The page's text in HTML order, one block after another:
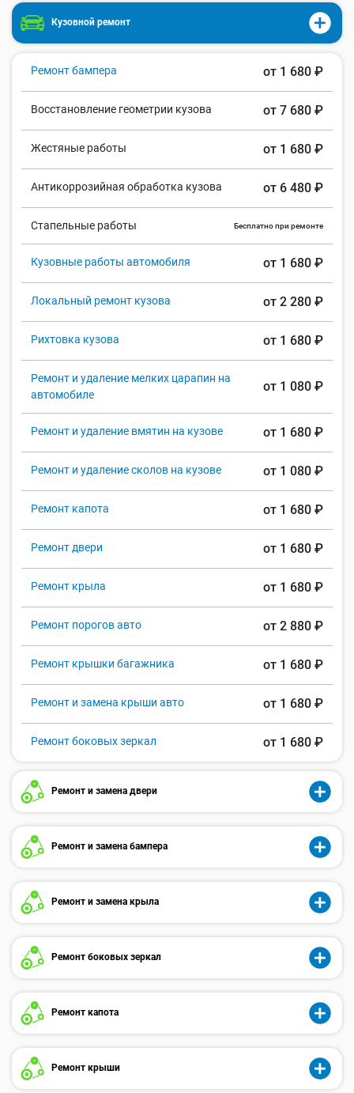
Кузовной ремонт
Ремонт бампера от 1 680 ₽
Восстановление геометрии кузова от 7 680 ₽
Жестяные работы от 1 680 ₽
Антикоррозийная обработка кузова от 6 480 ₽
Стапельные работы Бесплатно при ремонте
Кузовные работы автомобиля от 1 680 ₽
Локальный ремонт кузова от 2 280 ₽
Рихтовка кузова от 1 680 ₽
Ремонт и удаление мелких царапин на
автомобиле
от 1 080 ₽
Ремонт и удаление вмятин на кузове от 1 680 ₽
Ремонт и удаление сколов на кузове от 1 080 ₽
Ремонт капота от 1 680 ₽
Ремонт двери от 1 680 ₽
Ремонт крыла от 1 680 ₽
Ремонт порогов авто от 2 880 ₽
Ремонт крышки багажника от 1 680 ₽
Ремонт и замена крыши авто от 1 680 ₽
Ремонт боковых зеркал от 1 680 ₽
Ремонт и замена двери
Ремонт и замена бампера
Ремонт и замена крыла
Ремонт боковых зеркал
Ремонт капота
Ремонт крыши